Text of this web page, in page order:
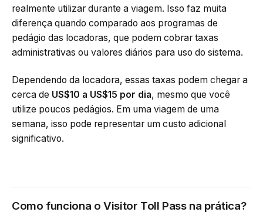
realmente utilizar durante a viagem. Isso faz muita
diferença quando comparado aos programas de
pedágio das locadoras, que podem cobrar taxas
administrativas ou valores diários para uso do sistema.
Dependendo da locadora, essas taxas podem chegar a
cerca de US$10 a US$15 por dia, mesmo que você
utilize poucos pedágios. Em uma viagem de uma
semana, isso pode representar um custo adicional
significativo.
Como funciona o Visitor Toll Pass na prática?